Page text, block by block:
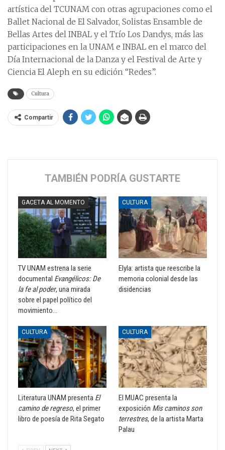
artística del TCUNAM con otras agrupaciones como el
Ballet Nacional de El Salvador, Solistas Ensamble de
Bellas Artes del INBAL y el Trío Los Dandys, más las
participaciones en la UNAM e INBAL en el marco del
Día Internacional de la Danza y el Festival de Arte y
Ciencia El Aleph en su edición “Redes”.
Cultura
Compartir
TAMBIÉN PODRÍA GUSTARTE
GACETA AL MOMENTO
TV UNAM estrena la serie
documental Evangélicos: De
la fe al poder, una mirada
sobre el papel político del
movimiento…
CULTURA
Elyla: artista que reescribe la
memoria colonial desde las
disidencias
CULTURA
Literatura UNAM presenta El
camino de regreso, el primer
libro de poesía de Rita Segato
CULTURA
El MUAC presenta la
exposición Mis caminos son
terrestres, de la artista Marta
Palau